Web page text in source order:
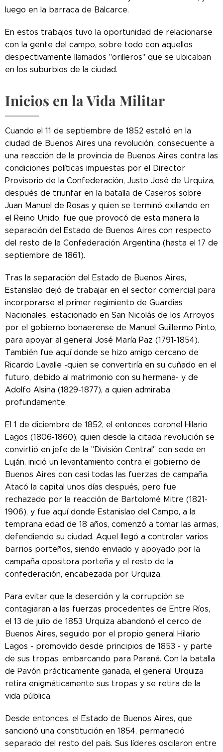
luego en la barraca de Balcarce.
En estos trabajos tuvo la oportunidad de relacionarse
con la gente del campo, sobre todo con aquellos
despectivamente llamados "orilleros" que se ubicaban
en los suburbios de la ciudad.
Inicios en la Vida Militar
Cuando el 11 de septiembre de 1852 estalló en la
ciudad de Buenos Aires una revolución, consecuente a
una reacción de la provincia de Buenos Aires contra las
condiciones políticas impuestas por el Director
Provisorio de la Confederación, Justo José de Urquiza,
después de triunfar en la batalla de Caseros sobre
Juan Manuel de Rosas y quien se terminó exiliando en
el Reino Unido, fue que provocó de esta manera la
separación del Estado de Buenos Aires con respecto
del resto de la Confederación Argentina (hasta el 17 de
septiembre de 1861).
Tras la separación del Estado de Buenos Aires,
Estanislao dejó de trabajar en el sector comercial para
incorporarse al primer regimiento de Guardias
Nacionales, estacionado en San Nicolás de los Arroyos
por el gobierno bonaerense de Manuel Guillermo Pinto,
para apoyar al general José María Paz (1791-1854).
También fue aquí donde se hizo amigo cercano de
Ricardo Lavalle -quien se convertiría en su cuñado en el
futuro, debido al matrimonio con su hermana- y de
Adolfo Alsina (1829-1877), a quien admiraba
profundamente.
El 1 de diciembre de 1852, el entonces coronel Hilario
Lagos (1806-1860), quien desde la citada revolución se
convirtió en jefe de la "División Central" con sede en
Luján, inició un levantamiento contra el gobierno de
Buenos Aires con casi todas las fuerzas de campaña.
Atacó la capital unos días después, pero fue
rechazado por la reacción de Bartolomé Mitre (1821-
1906), y fue aquí donde Estanislao del Campo, a la
temprana edad de 18 años, comenzó a tomar las armas,
defendiendo su ciudad. Aquel llegó a controlar varios
barrios porteños, siendo enviado y apoyado por la
campaña opositora porteña y el resto de la
confederación, encabezada por Urquiza.
Para evitar que la deserción y la corrupción se
contagiaran a las fuerzas procedentes de Entre Ríos,
el 13 de julio de 1853 Urquiza abandonó el cerco de
Buenos Aires, seguido por el propio general Hilario
Lagos - promovido desde principios de 1853 - y parte
de sus tropas, embarcando para Paraná. Con la batalla
de Pavón prácticamente ganada, el general Urquiza
retira enigmáticamente sus tropas y se retira de la
vida pública.
Desde entonces, el Estado de Buenos Aires, que
sancionó una constitución en 1854, permaneció
separado del resto del país. Sus líderes oscilaron entre